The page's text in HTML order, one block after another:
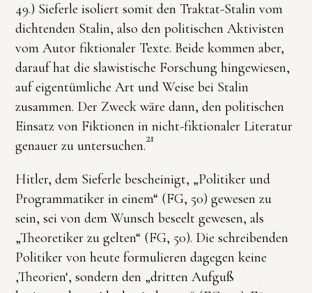
49.) Sieferle isoliert somit den Traktat-Stalin vom
dichtenden Stalin, also den politischen Aktivisten
vom Autor fiktionaler Texte. Beide kommen aber,
darauf hat die slawistische Forschung hingewiesen,
auf eigentümliche Art und Weise bei Stalin
zusammen. Der Zweck wäre dann, den politischen
Einsatz von Fiktionen in nicht-fiktionaler Literatur
genauer zu untersuchen.21
Hitler, dem Sieferle bescheinigt, „Politiker und
Programmatiker in einem“ (FG, 50) gewesen zu
sein, sei von dem Wunsch beseelt gewesen, als
„Theoretiker zu gelten“ (FG, 50). Die schreibenden
Politiker von heute formulieren dagegen keine
‚Theorien‘, sondern den „dritten Aufguß